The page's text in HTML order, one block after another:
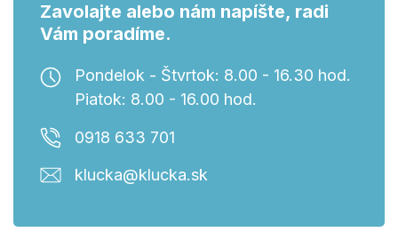
Zavolajte alebo nám napíšte, radi
Vám poradíme.
Pondelok - Štvrtok: 8.00 - 16.30 hod.
Piatok: 8.00 - 16.00 hod.
0918 633 701
klucka@klucka.sk